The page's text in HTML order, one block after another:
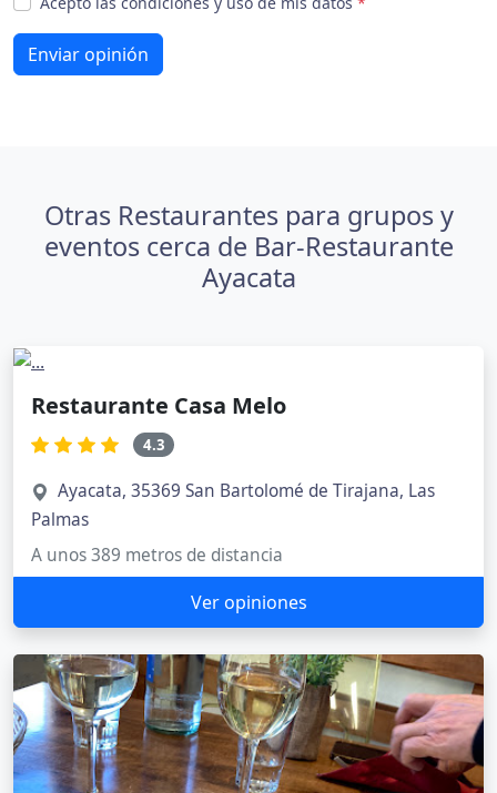
Enviar opinión
Otras Restaurantes para grupos y
eventos cerca de Bar-Restaurante
Ayacata
Restaurante Casa Melo
4.3
Ayacata, 35369 San Bartolomé de Tirajana, Las
Palmas
A unos 389 metros de distancia
Ver opiniones